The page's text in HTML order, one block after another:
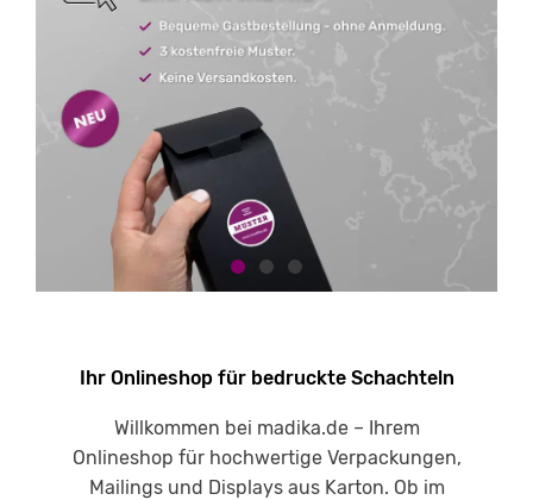
Ihr Onlineshop für bedruckte Schachteln
Willkommen bei madika.de – Ihrem
Onlineshop für hochwertige Verpackungen,
Mailings und Displays aus Karton. Ob im